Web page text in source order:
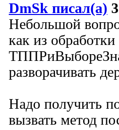
DmSk писал(а)
Небольшой
как из
разворачивать
Надо получить
вызвать метод